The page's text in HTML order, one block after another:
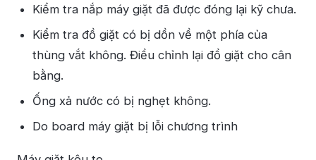
Kiểm tra nắp máy giặt đã được đóng lại kỹ chưa.
Kiểm tra đồ giặt có bị dồn về một phía của
thùng vắt không. Điều chỉnh lại đồ giặt cho cân
bằng.
Ống xả nước có bị nghẹt không.
Do board máy giặt bị lỗi chương trình